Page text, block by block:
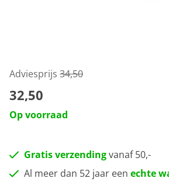
Adviesprijs 34,50
32,50
Op voorraad
Gratis verzendingvanaf 50,-
Al meer dan 52 jaar een echte